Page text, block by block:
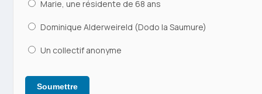
Marie, une résidente de 68 ans
Dominique Alderweireld (Dodo la Saumure)
Un collectif anonyme
Soumettre